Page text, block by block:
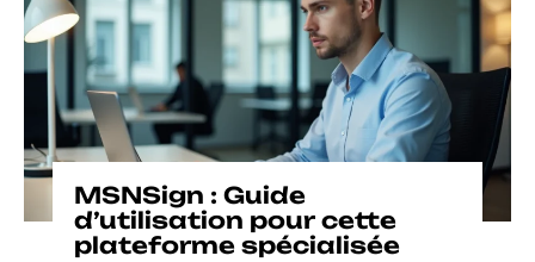
MSNSign : Guide
d’utilisation pour cette
plateforme spécialisée